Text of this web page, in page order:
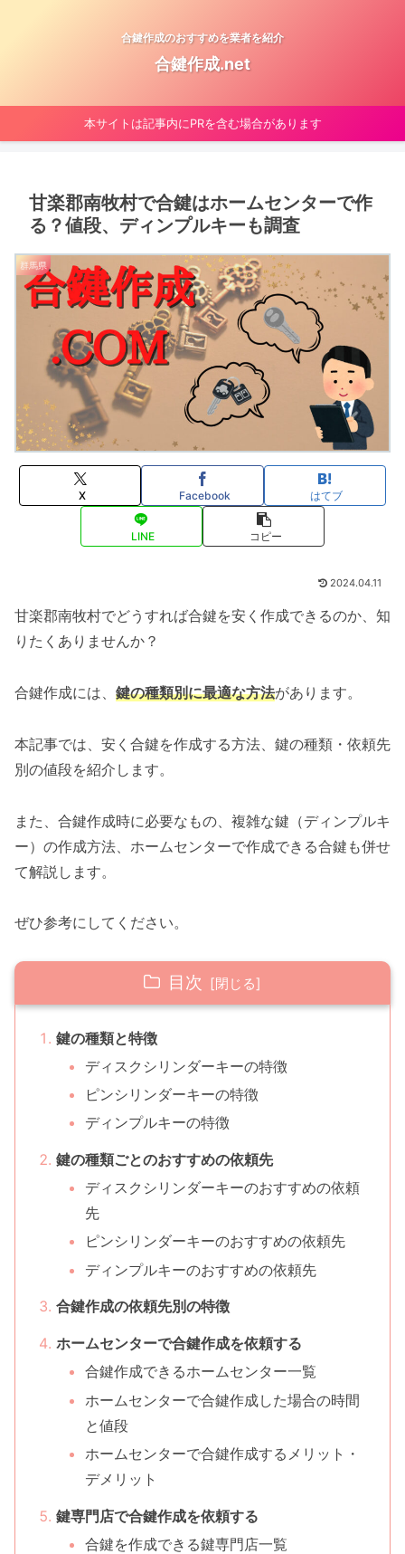
合鍵作成のおすすめを業者を紹介
合鍵作成.net
本サイトは記事内にPRを含む場合があります
甘楽郡南牧村で合鍵はホームセンターで作
る？値段、ディンプルキーも調査
群馬県
X Facebook はてブ
LINE コピー
2024.04.11
甘楽郡南牧村でどうすれば合鍵を安く作成できるのか、知
りたくありませんか？
合鍵作成には、 鍵の種類別に最適な方法があります。
本記事では、安く合鍵を作成する方法、鍵の種類・依頼先
別の値段を紹介します。
また、合鍵作成時に必要なもの、複雑な鍵（ディンプルキ
ー）の作成方法、ホームセンターで作成できる合鍵も併せ
て解説します。
ぜひ参考にしてください。
目次
鍵の種類と特徴
ディスクシリンダーキーの特徴
ピンシリンダーキーの特徴
ディンプルキーの特徴
鍵の種類ごとのおすすめの依頼先
ディスクシリンダーキーのおすすめの依頼
先
ピンシリンダーキーのおすすめの依頼先
ディンプルキーのおすすめの依頼先
合鍵作成の依頼先別の特徴
ホームセンターで合鍵作成を依頼する
合鍵作成できるホームセンター一覧
ホームセンターで合鍵作成した場合の時間
と値段
ホームセンターで合鍵作成するメリット・
デメリット
鍵専門店で合鍵作成を依頼する
合鍵を作成できる鍵専門店一覧